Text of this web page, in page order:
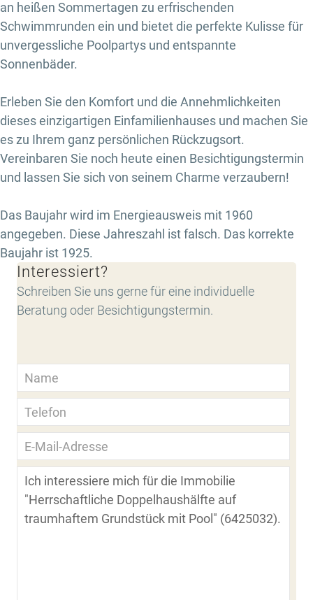
an heißen Sommertagen zu erfrischenden
Schwimmrunden ein und bietet die perfekte Kulisse für
unvergessliche Poolpartys und entspannte
Sonnenbäder.
Erleben Sie den Komfort und die Annehmlichkeiten
dieses einzigartigen Einfamilienhauses und machen Sie
es zu Ihrem ganz persönlichen Rückzugsort.
Vereinbaren Sie noch heute einen Besichtigungstermin
und lassen Sie sich von seinem Charme verzaubern!
Das Baujahr wird im Energieausweis mit 1960
angegeben. Diese Jahreszahl ist falsch. Das korrekte
Baujahr ist 1925.
Interessiert?
Schreiben Sie uns gerne für eine individuelle
Beratung oder Besichtigungstermin.